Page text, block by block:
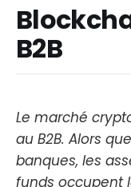
B2B
Le marché
au B2B. Alors
banques, les
funds occupent